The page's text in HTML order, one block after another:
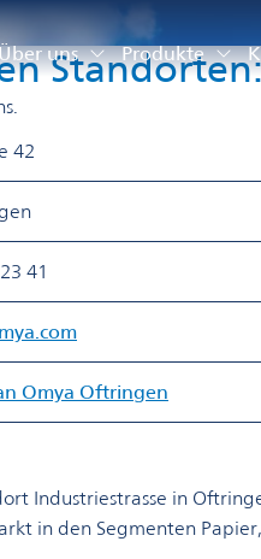
uns
Produkte
42
41
Omya Oftringen
Industriestrasse in
in den Segmenten